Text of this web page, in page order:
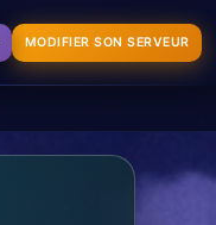
MODIFIER SON SERVEUR